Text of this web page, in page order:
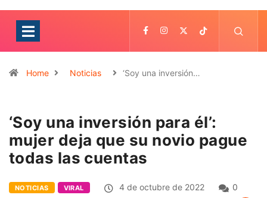
Home Noticias ‘Soy una inversión…
‘Soy una inversión para él’:
mujer deja que su novio pague
todas las cuentas
NOTICIAS VIRAL 4 de octubre de 2022
0